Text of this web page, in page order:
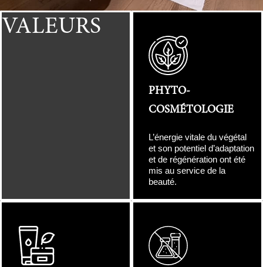
VALEURS
PHYTO-
COSMÉTOLOGIE
L’énergie vitale du végétal
et son potentiel d’adaptation
et de régénération ont été
mis au service de la
beauté.